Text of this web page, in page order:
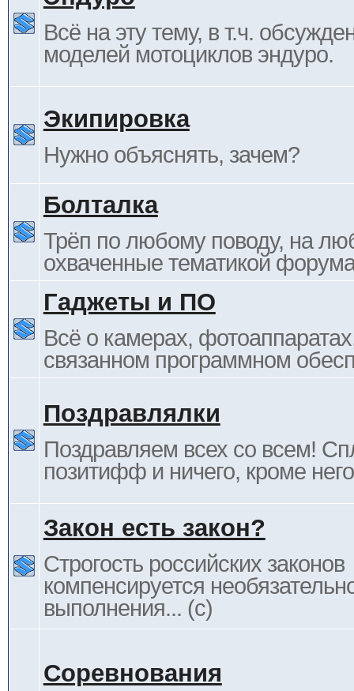
Всё на эту тему, в т.ч.
моделей мотоциклов эндуро.
Экипировка
Нужно объяснять, зачем?
Болталка
Трёп по любому поводу, на
охваченные тематикой
Гаджеты и ПО
Всё о камерах,
связанном программном
Поздравлялки
Поздравляем всех со всем!
позитифф и ничего, кроме
Закон есть закон?
Строгость российских законов
компенсируется
выполнения... (c)
Соревнования